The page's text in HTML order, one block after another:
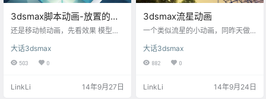
3dsmax脚本动画-放置的图
画
还是移动帧动画，先看效果 模型建
层贴一张贴图，下层贴另一张贴
图，并都赋予UVW贴图坐标，注意
下层的效果更上一层有所不同。由
做y轴翻转180°的角度，因此每个方
大话3dsmax
503 0
LinkLi 14年9月27日
3dsmax流星动画
一个类似流星的小动画，同昨天做
模型建立略过 代码 for a in selectio
n do ( movekeys a (random 0 100)
) random 是随机参数，后面带0到1
数值。 movekeys表示选择的物体
大话3dsmax
882 0
LinkLi 14年9月24日